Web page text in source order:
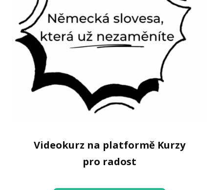
Videokurz na platformě Kurzy
pro radost